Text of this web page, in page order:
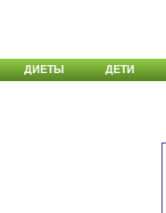
ДИЕТЫ ДЕТИ